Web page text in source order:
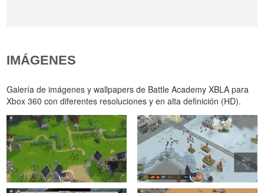
IMÁGENES
Galería de imágenes y wallpapers de Battle Academy XBLA para
Xbox 360 con diferentes resoluciones y en alta definición (HD).